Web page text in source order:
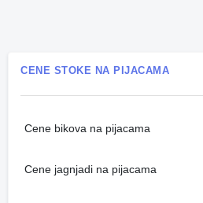
CENE STOKE NA PIJACAMA
Cene bikova na pijacama
Cene jagnjadi na pijacama